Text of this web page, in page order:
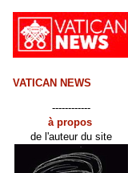
VATICAN NEWS
------------
à propos
de l'auteur du site